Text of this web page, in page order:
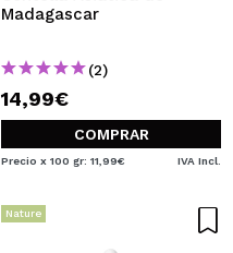
Madagascar
(2)
14,99€
COMPRAR
Precio x 100 gr: 11,99€ IVA Incl.
Nature